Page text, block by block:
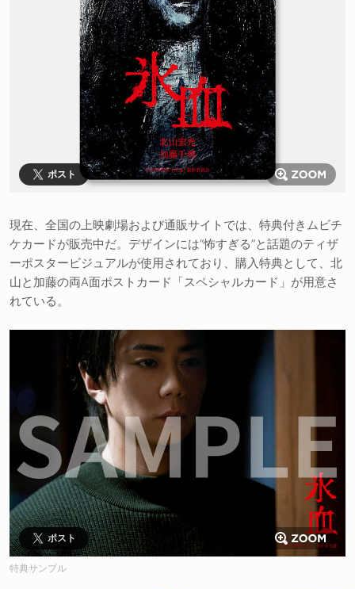
ポスト
現在、全国の上映劇場および通販サイトでは、特典付きムビチ
ケカードが販売中だ。デザインには“怖すぎる”と話題のティザ
ーポスタービジュアルが使用されており、購入特典として、北
山と加藤の両A面ポストカード「スペシャルカード」が用意さ
れている。
ポスト
特典サンプル